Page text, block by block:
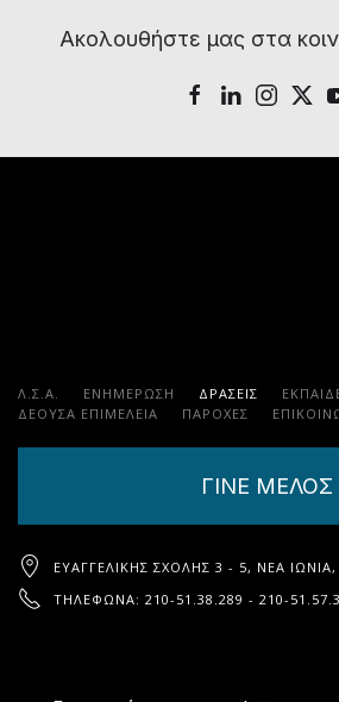
Ακολουθήστε μας στα
Λ.Σ.Α. ΕΝΗΜΕΡΩΣΗ ΔΡΑΣΕΙΣ
ΔΕΟΥΣΑ ΕΠΙΜΕΛΕΙΑ
ΠΑΡΟΧΈΣ
ΓΙΝΕ ΜΕΛΟΣ
ΕΥΑΓΓΕΛΙΚΉΣ ΣΧΟΛΉΣ 3 - 5, ΝΈΑ ΙΩΝΊΑ,
ΤΗΛΈΦΩΝΑ: 210-51.38.289 - 210-